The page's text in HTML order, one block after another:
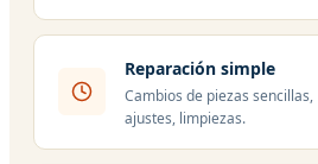
Reparación simple
Cambios de piezas sencillas,
ajustes, limpiezas.